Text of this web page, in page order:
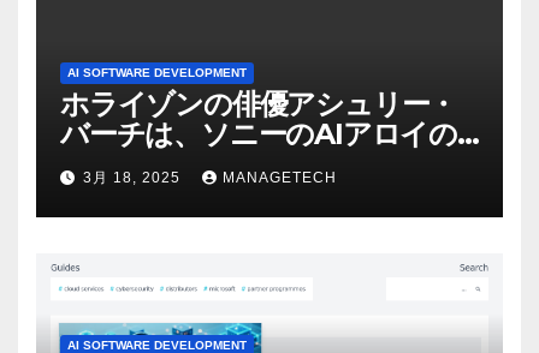
AI SOFTWARE DEVELOPMENT
ホライゾンの俳優アシュリー・
バーチは、ソニーのAIアロイの
ビデオを見て「ゲームパフォー
マンスという芸術形式に不安を
感じた」と語る – IGN
3月 18, 2025 MANAGETECH
AI SOFTWARE DEVELOPMENT